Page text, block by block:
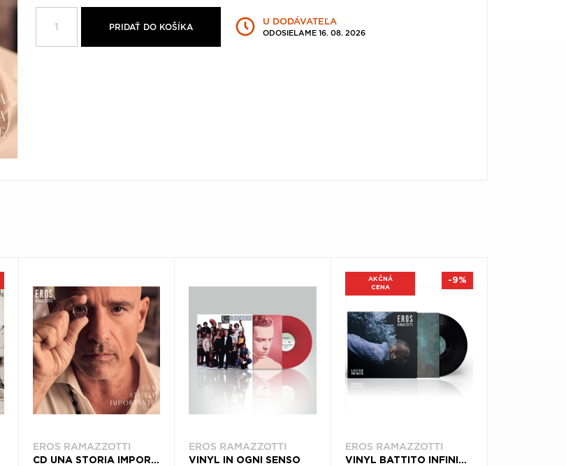
PRIDAŤ DO KOŠÍKA
U DODÁVATEĽA
ODOSIELAME 16. 08. 2026
EROS RAMAZZOTTI
CD UNA STORIA IMPORTANTE (ITALIAN VERSION) (DELUXE EDITION)
EROS RAMAZZOTTI
VINYL IN OGNI SENSO
AKČNÁ
CENA
EROS RAMAZZOTTI
VINYL BATTITO INFINITO
-9%